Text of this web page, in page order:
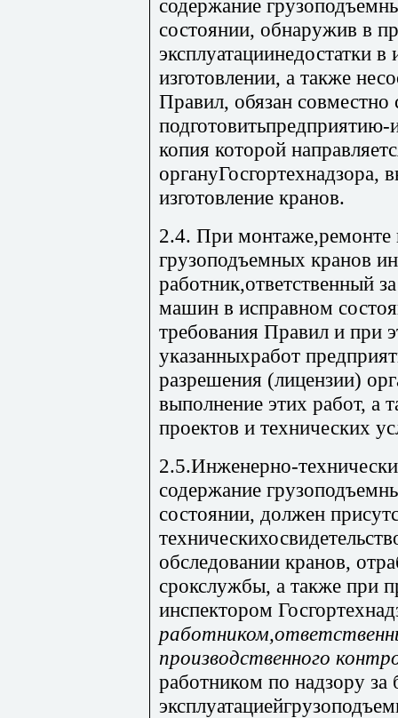
содержание
состоянии, обнаружив в
эксплуатациинедостатки
изготовлении, а также
Правил, обязан совместно
копия которой
изготовление кранов.
2.4. При монтаже,ремонте
грузоподъемных кранов
работник,ответственный
машин в исправном
требования Правил и при
указанныхработ
разрешения (лицензии)
выполнение этих работ, а
проектов и технических
2.5.Инженерно-
содержание
состоянии, должен
обследовании кранов,
срокслужбы, а также при
инспектором
производственного
работником по надзору за